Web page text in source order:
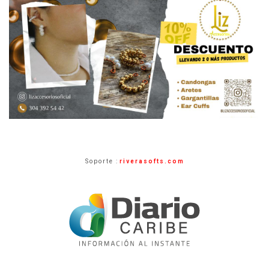
Soporte : riverasofts.com